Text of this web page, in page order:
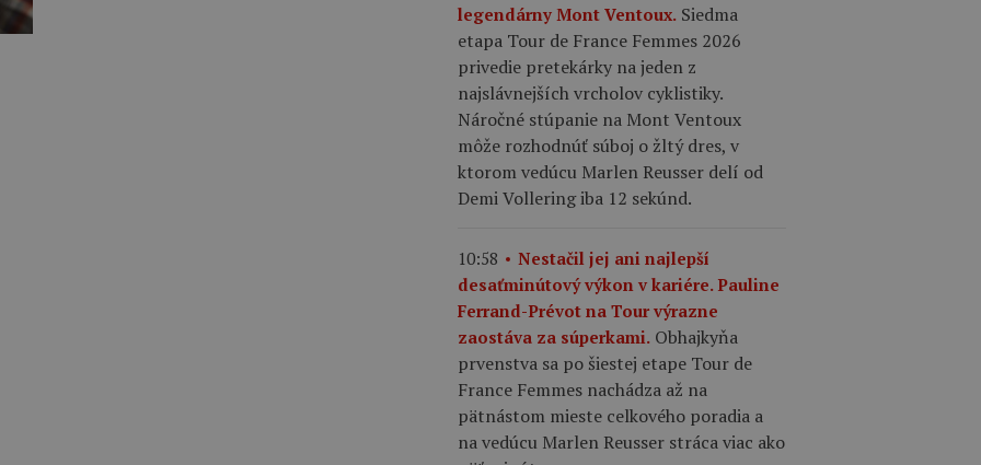
legendárny Mont Ventoux. Siedma
etapa Tour de France Femmes 2026
privedie pretekárky na jeden z
najslávnejších vrcholov cyklistiky.
Náročné stúpanie na Mont Ventoux
môže rozhodnúť súboj o žltý dres, v
ktorom vedúcu Marlen Reusser delí od
Demi Vollering iba 12 sekúnd.
10:58
Nestačil jej ani najlepší
desaťminútový výkon v kariére. Pauline
Ferrand-Prévot na Tour výrazne
zaostáva za súperkami. Obhajkyňa
prvenstva sa po šiestej etape Tour de
France Femmes nachádza až na
pätnástom mieste celkového poradia a
na vedúcu Marlen Reusser stráca viac ako